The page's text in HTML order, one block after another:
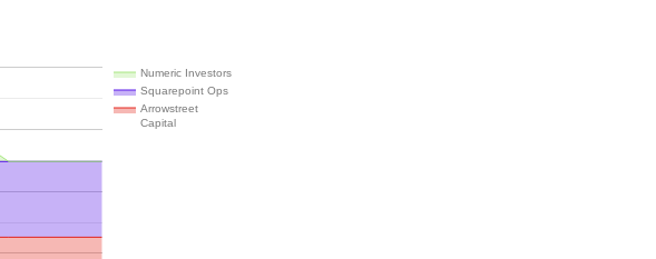
Numeric Investors
Squarepoint Ops
Arrowstreet
Capital